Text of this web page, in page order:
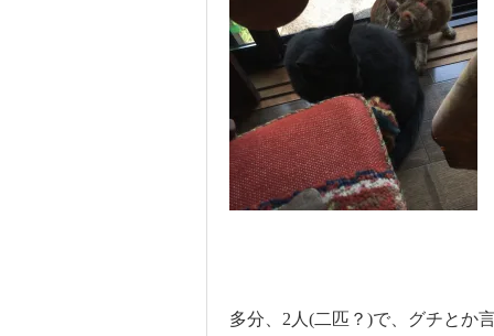
多分、2人(二匹？)で、グチとか